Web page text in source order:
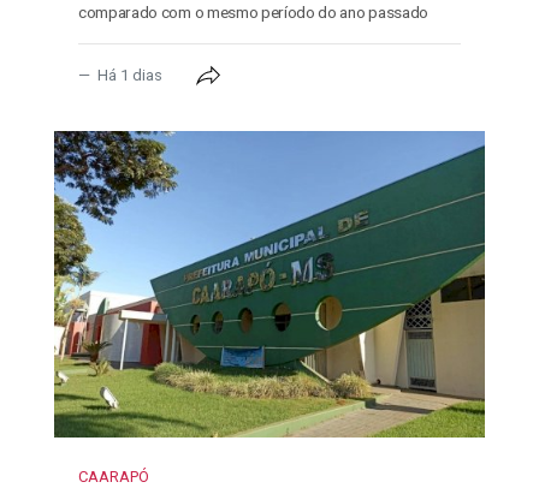
comparado com o mesmo período do ano passado
Há 1 dias
CAARAPÓ